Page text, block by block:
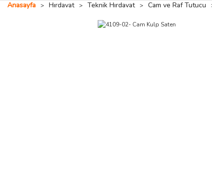
Anasayfa
Hırdavat Teknik Hırdavat Cam ve Raf Tutucu